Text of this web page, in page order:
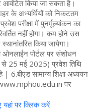
आवंटित किया जा सकता है।
के अभ्यर्थियों को निकटतम
परीक्षा में पुनर्मूल्यांकन का
नहीं होगा। कम होने उस
किया जायेगा।
ओनलाईन पोर्टल पर संशोधन
25 मई 2025) प्रवेश तिथि
6.बीएड सामान्य शिक्षा अध्ययन
www.mphou.edu.in पर
यहां पर क्लिक करें